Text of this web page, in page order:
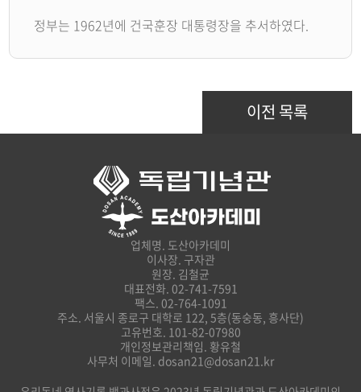
정부는 1962년에 건국훈장 대통령장을 추서하였다.
이전 목록
업체명. 도산아카데미
이사장. 구자관
원장. 김철균
대표전화. 02-741-7591
팩스. 02-764-1091
주소. 서울시 종로구 대학로 122, 5층(동숭동, 흥사단)
고유번호. 101-82-07980
개인정보관리책임. 황유철
사무처 이메일. dosan21@dosan21.kr